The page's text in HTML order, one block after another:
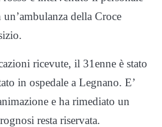
della Croce
ricevute, il 31enne è stato
in ospedale a Legnano. E’
e ha rimediato un
resta riservata.